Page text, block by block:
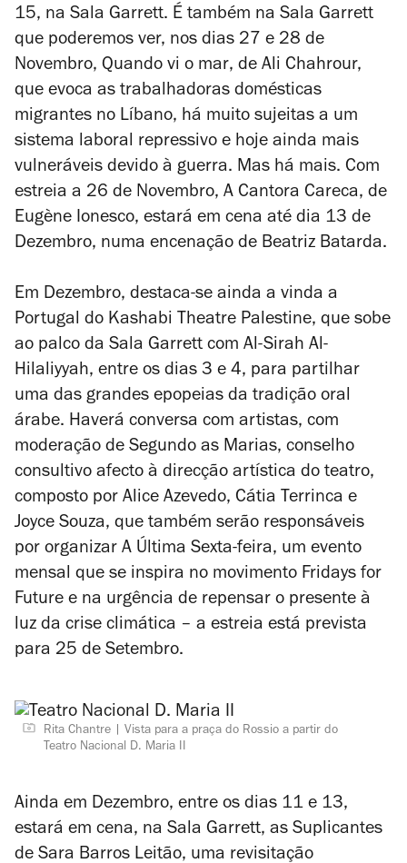
15, na Sala Garrett. É também na Sala Garrett
que poderemos ver, nos dias 27 e 28 de
Novembro, Quando vi o mar, de Ali Chahrour,
que evoca as trabalhadoras domésticas
migrantes no Líbano, há muito sujeitas a um
sistema laboral repressivo e hoje ainda mais
vulneráveis devido à guerra. Mas há mais. Com
estreia a 26 de Novembro, A Cantora Careca, de
Eugène Ionesco, estará em cena até dia 13 de
Dezembro, numa encenação de Beatriz Batarda.
Em Dezembro, destaca-se ainda a vinda a
Portugal do Kashabi Theatre Palestine, que sobe
ao palco da Sala Garrett com Al-Sirah Al-
Hilaliyyah, entre os dias 3 e 4, para partilhar
uma das grandes epopeias da tradição oral
árabe. Haverá conversa com artistas, com
moderação de Segundo as Marias, conselho
consultivo afecto à direcção artística do teatro,
composto por Alice Azevedo, Cátia Terrinca e
Joyce Souza, que também serão responsáveis
por organizar A Última Sexta-feira, um evento
mensal que se inspira no movimento Fridays for
Future e na urgência de repensar o presente à
luz da crise climática – a estreia está prevista
para 25 de Setembro.
Rita Chantre
Vista para a praça do Rossio a partir do
Teatro Nacional D. Maria II
Ainda em Dezembro, entre os dias 11 e 13,
estará em cena, na Sala Garrett, as Suplicantes
de Sara Barros Leitão, uma revisitação